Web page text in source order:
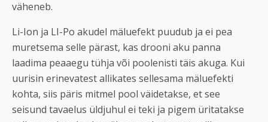
väheneb.
Li-Ion ja LI-Po akudel mäluefekt puudub ja ei pea
muretsema selle pärast, kas drooni aku panna
laadima peaaegu tühja või poolenisti täis akuga. Kui
uurisin erinevatest allikates sellesama mäluefekti
kohta, siis päris mitmel pool väidetakse, et see
seisund tavaelus üldjuhul ei teki ja pigem üritatakse